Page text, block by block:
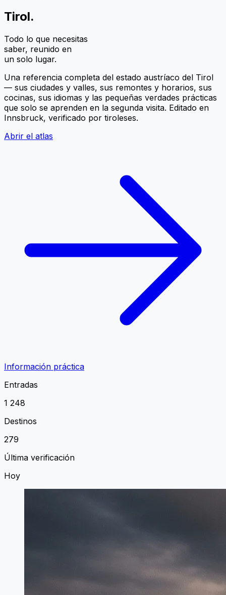
Tirol.
Todo lo que necesitas
saber, reunido en
un solo lugar.
Una referencia completa del estado austríaco del Tirol
— sus ciudades y valles, sus remontes y horarios, sus
cocinas, sus idiomas y las pequeñas verdades prácticas
que solo se aprenden en la segunda visita. Editado en
Innsbruck, verificado por tiroleses.
Abrir el atlas
Información práctica
Entradas
1 248
Destinos
279
Última verificación
Hoy